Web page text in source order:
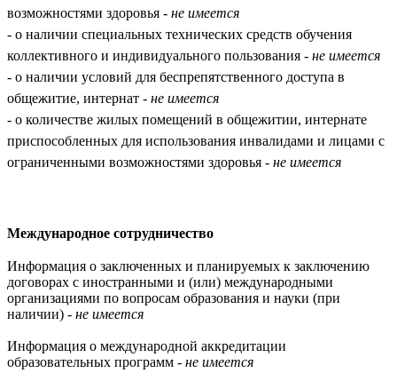
возможностями здоровья - не имеется
- о наличии специальных технических средств обучения
коллективного и индивидуального пользования - не имеется
- о наличии условий для беспрепятственного доступа в
общежитие, интернат - не имеется
- о количестве жилых помещений в общежитии, интернате
приспособленных для использования инвалидами и лицами с
ограниченными возможностями здоровья - не имеется
Международное сотрудничество
Информация о заключенных и планируемых к заключению
договорах с иностранными и (или) международными
организациями по вопросам образования и науки (при
наличии) - не имеется
Информация о международной аккредитации
образовательных программ - не имеется